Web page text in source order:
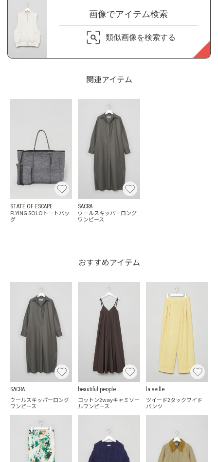
画像でアイテム検索
類似画像を検索する
関連アイテム
STATE OF ESCAPE
FLYING SOLOトートバッ
グ
SACRA
ウールスキッパーロング
ワンピース
おすすめアイテム
SACRA
ウールスキッパーロング
ワンピース
beautiful people
コットン2wayキャミソー
ルワンピース
la veille
ツイード2タックワイド
パンツ